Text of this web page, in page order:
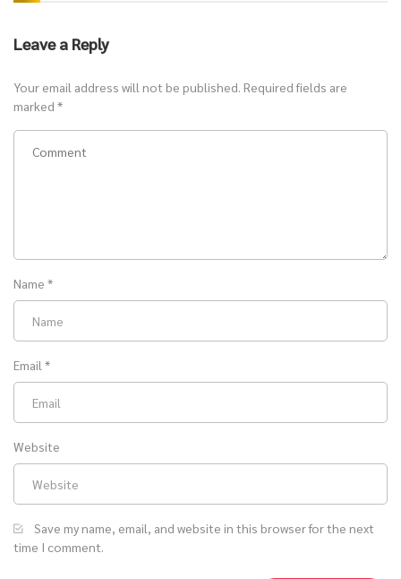
Leave a Reply
Your email address will not be published. Required fields are
marked *
Name *
Email *
Website
Save my name, email, and website in this browser for the next
time I comment.